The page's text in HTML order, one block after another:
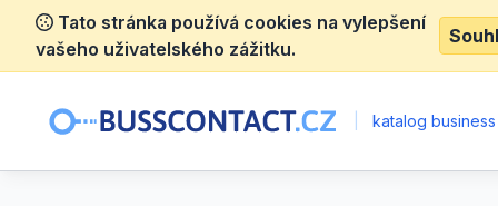
Tato stránka používá cookies na vylepšení
vašeho uživatelského zážitku.
katalog